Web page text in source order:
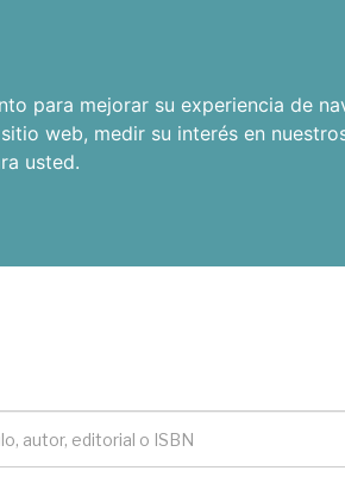
para mejorar su experiencia de
web, medir su interés en
usted.